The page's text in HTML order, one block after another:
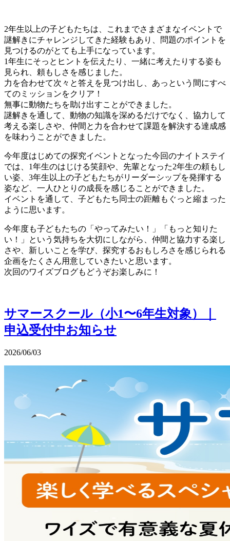
2年生以上の子どもたちは、これまでさまざまなイベントで
謎解きにチャレンジしてきた経験もあり、問題のポイントを
見つけるのがとても上手になっています。
1年生にそっとヒントを伝えたり、一緒に考えたりする姿も
見られ、頼もしさを感じました。
力を合わせて次々と答えを見つけ出し、あっという間にすべ
てのミッションをクリア！
無事に動物たちを助け出すことができました。
謎解きを通して、動物の知識を深めるだけでなく、協力して
考える楽しさや、仲間と力を合わせて課題を解決する達成感
を味わうことができました。
今年度はじめての探究イベントとなった今回のナイトステイ
では、1年生のはじける笑顔や、先輩となった2年生の頼もし
い姿、3年生以上の子どもたちがリーダーシップを発揮する
姿など、一人ひとりの成長を感じることができました。
イベントを通して、子どもたち同士の距離もぐっと縮まった
ように思います。
今年度も子どもたちの「やってみたい！」「もっと知りた
い！」という気持ちを大切にしながら、仲間と協力する楽し
さや、新しいことを学び、探究するおもしろさを感じられる
企画をたくさん用意していきたいと思います。
次回のワイズブログもどうぞお楽しみに！
サマースクール（小1〜6年生対象）｜
申込受付中お知らせ
2026/06/03